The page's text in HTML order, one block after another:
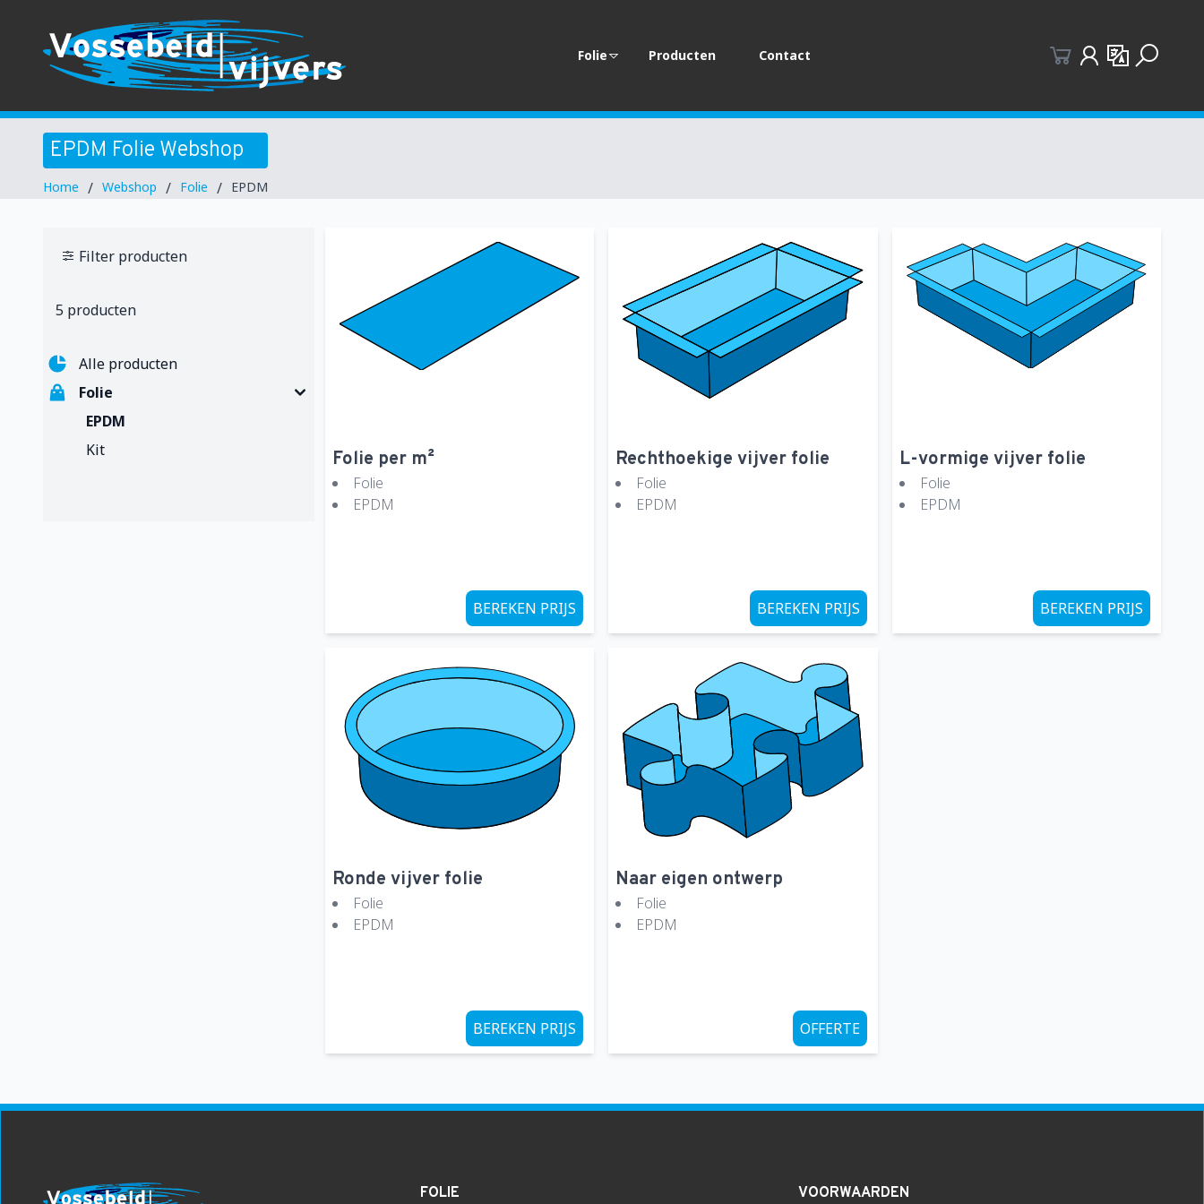
Gebruikersgegevens
Taalkeuze
Folie Producten Contact
EPDM Folie Webshop
Home / Webshop / Folie / EPDM
Folie per m²
Folie
EPDM
BEREKEN PRIJS
Rechthoekige vijver folie
Folie
EPDM
BEREKEN PRIJS
L-vormige vijver folie
Folie
EPDM
BEREKEN PRIJS
Ronde vijver folie
Folie
EPDM
BEREKEN PRIJS
Naar eigen ontwerp
Folie
EPDM
OFFERTE
Filter producten
5 producten
Alle producten
Folie
EPDM
Kit
FOLIE VOORWAARDEN
Zoeken in de website
Zoekwoord: